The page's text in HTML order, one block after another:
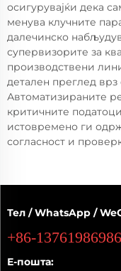
осигурувајќи дека
менува клучните
далечинско
супервизорите за
производствени
детален преглед
Автоматизираните
критичните
истовремено ги
согласност и
Тел / WhatsApp /
+86-13761986986
Е-пошта: